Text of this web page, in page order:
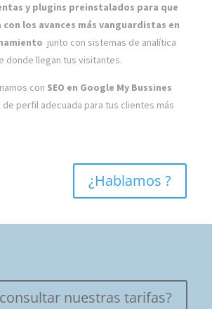
y plugins preinstalados para que
los avances más vanguardistas en
junto con sistemas de analítica
donde llegan tus visitantes.
con SEO en Google My Bussines
de perfil adecuada para tus clientes más
¿Hablamos ?
nuestras tarifas?